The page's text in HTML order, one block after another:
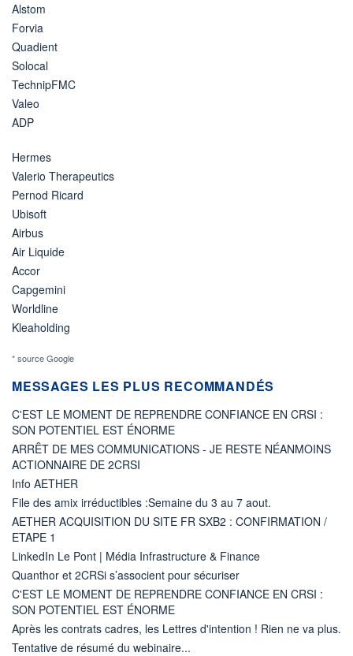
Alstom
Forvia
Quadient
Solocal
TechnipFMC
Valeo
ADP
Hermes
Valerio Therapeutics
Pernod Ricard
Ubisoft
Airbus
Air Liquide
Accor
Capgemini
Worldline
Kleaholding
* source Google
MESSAGES LES PLUS RECOMMANDÉS
C'EST LE MOMENT DE REPRENDRE CONFIANCE EN CRSI :
SON POTENTIEL EST ÉNORME
ARRÊT DE MES COMMUNICATIONS - JE RESTE NÉANMOINS
ACTIONNAIRE DE 2CRSI
Info AETHER
File des amix irréductibles :Semaine du 3 au 7 aout.
AETHER ACQUISITION DU SITE FR SXB2 : CONFIRMATION /
ETAPE 1
LinkedIn Le Pont | Média Infrastructure & Finance
Quanthor et 2CRSi s’associent pour sécuriser
C'EST LE MOMENT DE REPRENDRE CONFIANCE EN CRSI :
SON POTENTIEL EST ÉNORME
Après les contrats cadres, les Lettres d'intention ! Rien ne va plus.
Tentative de résumé du webinaire...